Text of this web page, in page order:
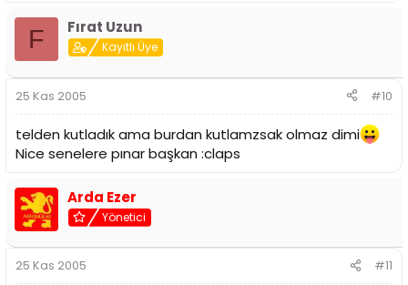
F Fırat Uzun
Kayıtlı Üye
25 Kas 2005 #10
telden kutladık ama burdan kutlamzsak olmaz dimi
Nice senelere pınar başkan :claps
Arda Ezer
Yönetici
25 Kas 2005 #11